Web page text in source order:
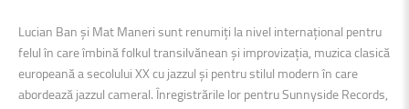
Lucian Ban și Mat Maneri sunt renumiți la nivel internațional pentru
felul în care îmbină folkul transilvănean și improvizația, muzica clasică
europeană a secolului XX cu jazzul și pentru stilul modern în care
abordează jazzul cameral. Înregistrările lor pentru Sunnyside Records,